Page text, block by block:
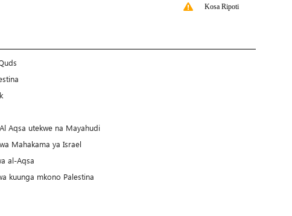
Kosa Ripoti
Aqsa utekwe na Mayahudi
Mahakama ya Israel
al-Aqsa
kuunga mkono Palestina